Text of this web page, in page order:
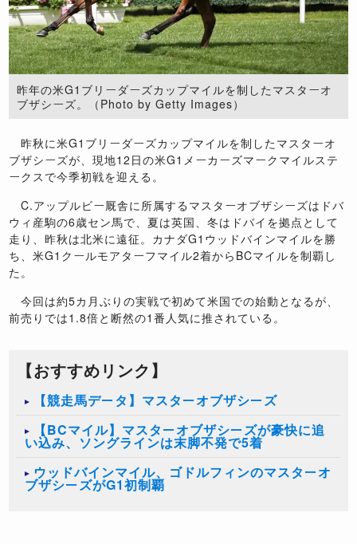
昨年の米G1ブリーダーズカップマイルを制したマスターオ
ブザシーズ。（Photo by Getty Images）
昨秋に米G1ブリーダーズカップマイルを制したマスターオ
ブザシーズが、現地12日の米G1メーカーズマークマイルステ
ークスで今季初戦を迎える。
C.アップルビー厩舎に所属するマスターオブザシーズはドバ
ウィ産駒の6歳セン馬で、夏は英国、冬はドバイを拠点として
走り、昨秋は北米に遠征。カナダG1ウッドバインマイルを勝
ち、米G1クールモアターフマイル2着からBCマイルを制覇し
た。
今回は約5カ月ぶりの実戦で初めて米国での始動となるが、
前売りでは1.8倍と断然の1番人気に推されている。
【おすすめリンク】
【競走馬データ】マスターオブザシーズ
【BCマイル】マスターオブザシーズが豪快に追
い込み、ソングラインは末脚不発で5着
ウッドバインマイル、ゴドルフィンのマスターオ
ブザシーズがG1初制覇